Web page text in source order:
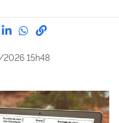
por Facebook
Compartilhe por Twitter
Compartilhe por
Compartilhe
link para
15h48